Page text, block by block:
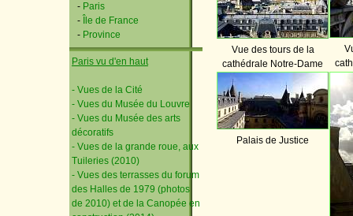
- Paris
-
Île de France
- Province
Paris vu d'en haut
- Vues de la Cité
- Vues du Musée du Louvre
- Vues du Musée des arts
décoratifs
- Vues de la grande roue, aux
Tuileries (2010)
- Vues des terrasses du forum
des Halles de 1979 (photos
de 2010) et de la Canopée en
Vue des tours de la
cathédrale Notre-Dame
Palais de Justice